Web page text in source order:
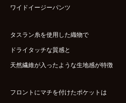
ワイドイージーパンツ
タスラン糸を使用した織物で
ドライタッチな質感と
天然繊維が入ったような生地感が特徴
フロントにマチを付けたポケットは